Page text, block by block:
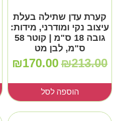
קערת עדן שתילה בעלת
עיצוב נקי ומודרני, מידות:
גובה 18 ס"מ | קוטר 58
ס"מ, לבן מט
₪213.00
₪170.00
הוספה לסל